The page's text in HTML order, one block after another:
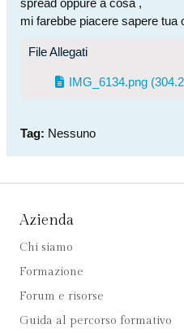
spread oppure a cosa ,
mi farebbe piacere sapere tua
File Allegati
IMG_6134.png
Tag: Nessuno
Azienda
Chi siamo
Formazione
Forum e risorse
Guida al percorso formativo